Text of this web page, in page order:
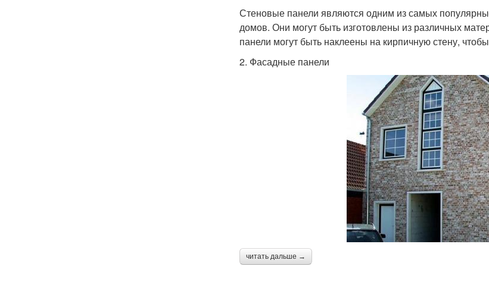
Стеновые панели являются одним из самых
домов. Они могут быть изготовлены из различных
панели могут быть наклеены на кирпичную стену,
2. Фасадные панели
читать дальше →